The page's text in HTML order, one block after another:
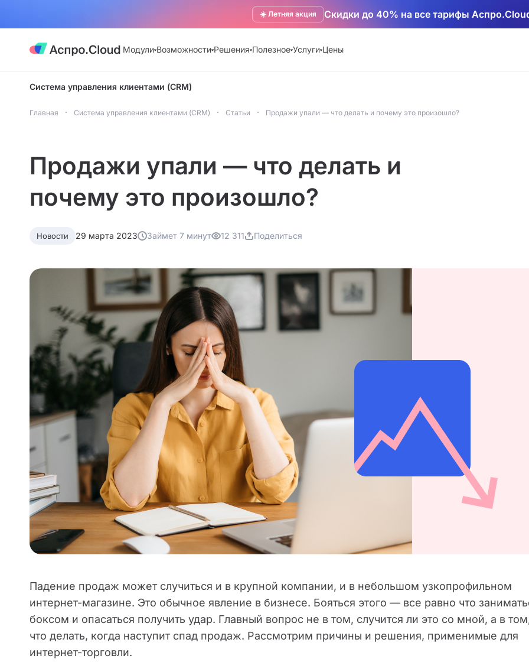
☀️ Летняя акция Скидки до 40% на все тарифы
Модули Возможности Решения Полезное Услуги Цены
Система управления клиентами (CRM)
Главная Система управления клиентами (CRM) Статьи Продажи упали — что делать и почему это произошло?
Продажи упали — что делать и
почему это произошло?
Новости 29 марта 2023 Займет 7 минут 12 311 Поделиться
Падение продаж может случиться и в крупной компании, и в небольшом узкопрофильном
интернет-магазине. Это обычное явление в бизнесе. Бояться этого — все равно что
боксом и опасаться получить удар. Главный вопрос не в том, случится ли это со мной, а в
что делать, когда наступит спад продаж. Рассмотрим причины и решения, применимые для
интернет-торговли.